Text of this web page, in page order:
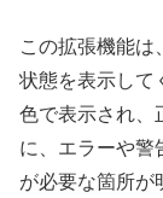
この拡張機能は
状態を表示して
色で表示され、
に、エラーや警
が必要な箇所が